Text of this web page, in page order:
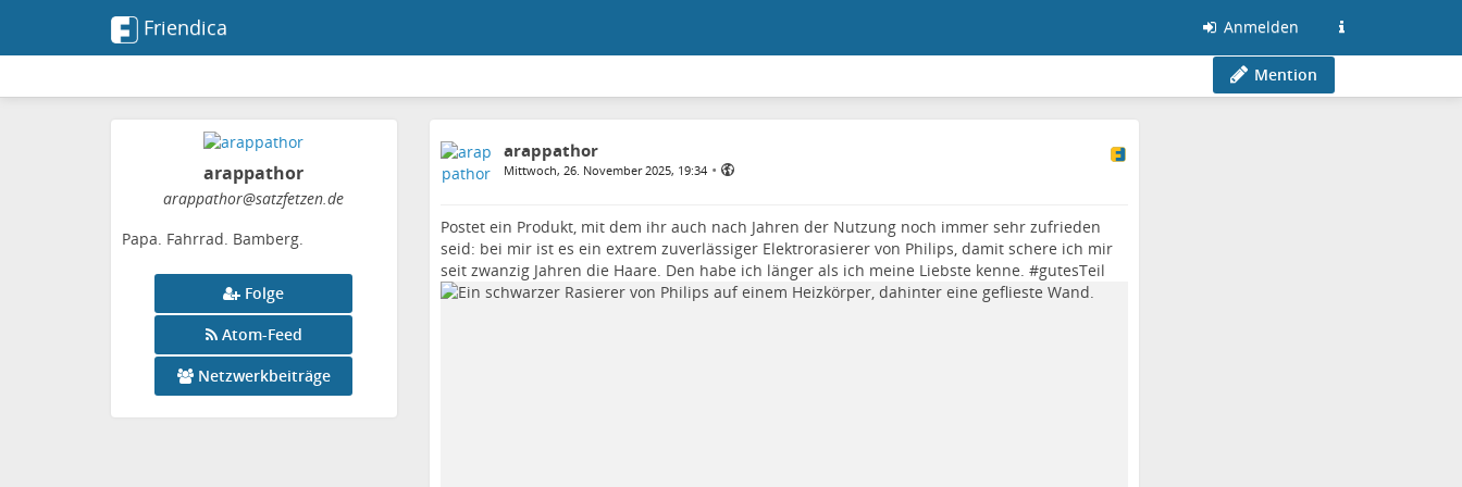
Friendica Anmelden
Mention
arappathor
arappathor@satzfetzen.de
Papa. Fahrrad. Bamberg.
Folge
Atom-Feed
Netzwerkbeiträge
arappathor
Mittwoch, 26. November 2025, 19:34 •
Postet ein Produkt, mit dem ihr auch nach Jahren der Nutzung noch immer sehr zufrieden
seid: bei mir ist es ein extrem zuverlässiger Elektrorasierer von Philips, damit schere ich mir
seit zwanzig Jahren die Haare. Den habe ich länger als ich meine Liebste kenne. #gutesTeil